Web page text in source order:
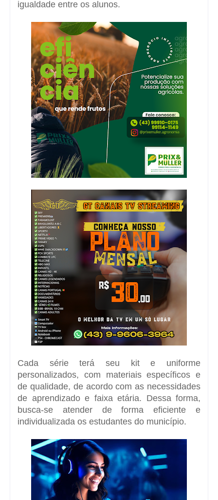
igualdade entre os alunos.
Cada série terá seu kit e uniforme
personalizados, com materiais específicos e
de qualidade, de acordo com as necessidades
de aprendizado e faixa etária. Dessa forma,
busca-se atender de forma eficiente e
individualizada os estudantes do município.